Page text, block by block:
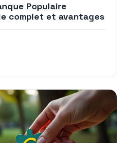
Populaire
complet et avantages